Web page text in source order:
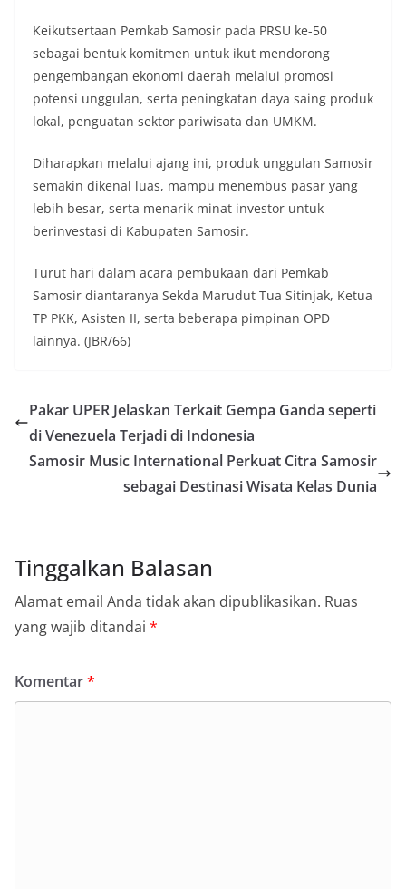
Keikutsertaan Pemkab Samosir pada PRSU ke-50
sebagai bentuk komitmen untuk ikut mendorong
pengembangan ekonomi daerah melalui promosi
potensi unggulan, serta peningkatan daya saing produk
lokal, penguatan sektor pariwisata dan UMKM.
Diharapkan melalui ajang ini, produk unggulan Samosir
semakin dikenal luas, mampu menembus pasar yang
lebih besar, serta menarik minat investor untuk
berinvestasi di Kabupaten Samosir.
Turut hari dalam acara pembukaan dari Pemkab
Samosir diantaranya Sekda Marudut Tua Sitinjak, Ketua
TP PKK, Asisten II, serta beberapa pimpinan OPD
lainnya. (JBR/66)
Pakar UPER Jelaskan Terkait Gempa Ganda seperti
di Venezuela Terjadi di Indonesia
Samosir Music International Perkuat Citra Samosir
sebagai Destinasi Wisata Kelas Dunia
Tinggalkan Balasan
Alamat email Anda tidak akan dipublikasikan. Ruas
yang wajib ditandai *
Komentar*